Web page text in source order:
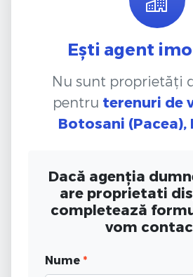
Ești agent
Nu sunt proprietăți
pentru terenuri de
Botosani (Pacea),
Dacă agenția
are proprietati
completează
vom
Nume *